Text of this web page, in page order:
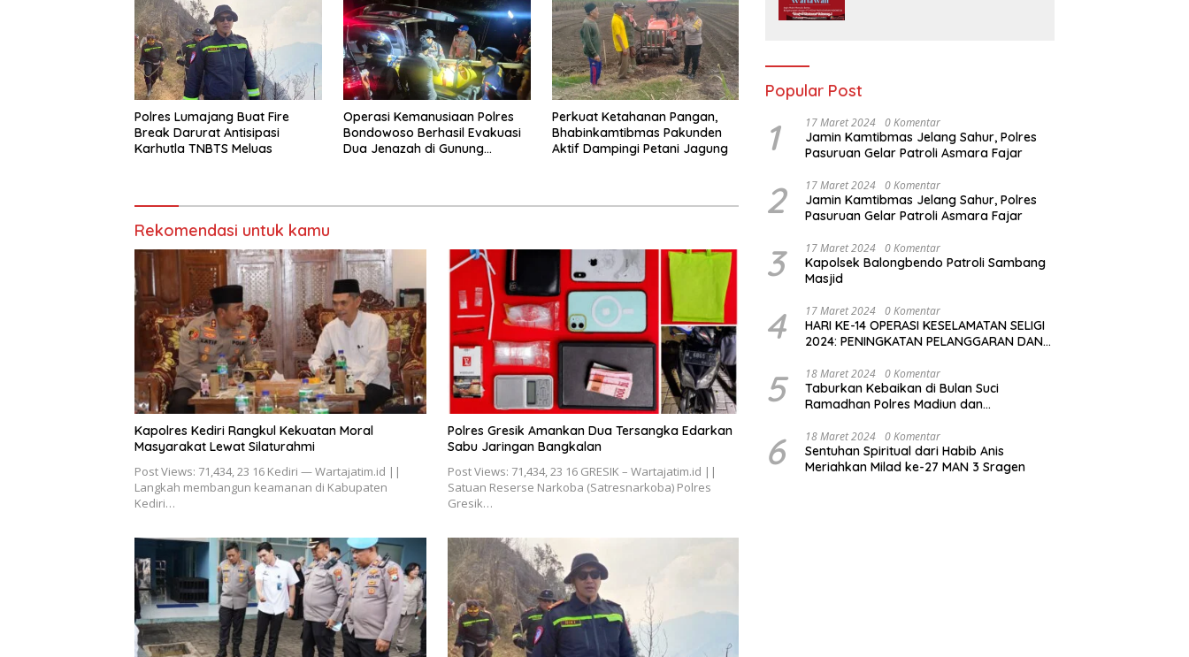
Polres Lumajang Buat Fire
Break Darurat Antisipasi
Karhutla TNBTS Meluas
Operasi Kemanusiaan Polres
Bondowoso Berhasil Evakuasi
Dua Jenazah di Gunung
Perkuat Ketahanan Pangan,
Bhabinkamtibmas Pakunden
Aktif Dampingi Petani Jagung
Rekomendasi untuk kamu
Kapolres Kediri Rangkul Kekuatan Moral
Masyarakat Lewat Silaturahmi
Post Views: 71,434, 23 16 Kediri — Wartajatim.id ||
Langkah membangun keamanan di Kabupaten
Kediri…
Polres Gresik Amankan Dua Tersangka Edarkan
Sabu Jaringan Bangkalan
Post Views: 71,434, 23 16 GRESIK – Wartajatim.id ||
Satuan Reserse Narkoba (Satresnarkoba) Polres
Gresik…
Popular Post
1 17 Maret 2024 0 Komentar
Jamin Kamtibmas Jelang Sahur, Polres
Pasuruan Gelar Patroli Asmara Fajar
2 17 Maret 2024 0 Komentar
Jamin Kamtibmas Jelang Sahur, Polres
Pasuruan Gelar Patroli Asmara Fajar
3 17 Maret 2024 0 Komentar
Kapolsek Balongbendo Patroli Sambang
Masjid
4 17 Maret 2024 0 Komentar
HARI KE-14 OPERASI KESELAMATAN SELIGI
2024: PENINGKATAN PELANGGARAN DAN
5 18 Maret 2024 0 Komentar
Taburkan Kebaikan di Bulan Suci
Ramadhan Polres Madiun dan
6 18 Maret 2024 0 Komentar
Sentuhan Spiritual dari Habib Anis
Meriahkan Milad ke-27 MAN 3 Sragen